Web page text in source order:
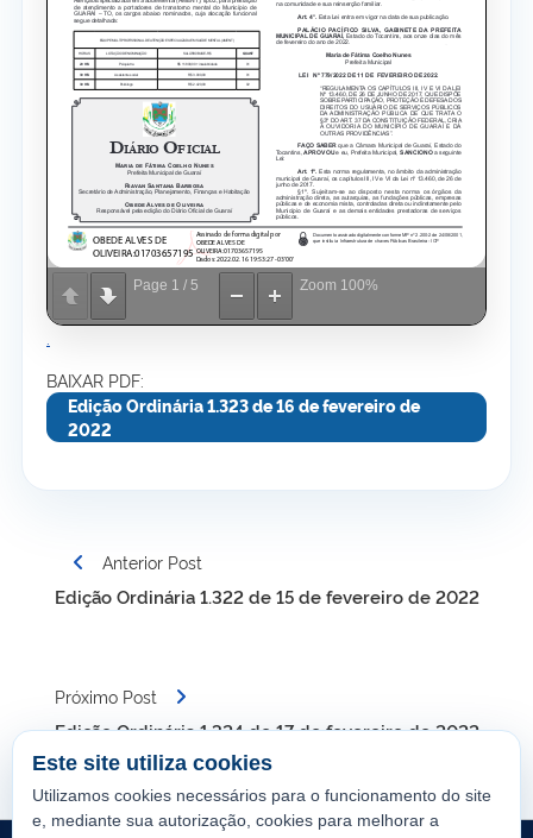
Page 1 / 5 Zoom 100%
BAIXAR PDF:
Edição Ordinária 1.323 de 16 de fevereiro de
2022
Navegação
de
Anterior Post
Edição Ordinária 1.322 de 15 de fevereiro de 2022
Próximo Post
Edição Ordinária 1.324 de 17 de fevereiro de 2022
Este site utiliza cookies
Utilizamos cookies necessários para o funcionamento do site
e, mediante sua autorização, cookies para melhorar a